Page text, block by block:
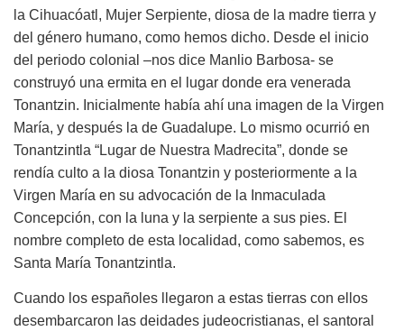
la Cihuacóatl, Mujer Serpiente, diosa de la madre tierra y
del género humano, como hemos dicho. Desde el inicio
del periodo colonial –nos dice Manlio Barbosa- se
construyó una ermita en el lugar donde era venerada
Tonantzin. Inicialmente había ahí una imagen de la Virgen
María, y después la de Guadalupe. Lo mismo ocurrió en
Tonantzintla “Lugar de Nuestra Madrecita”, donde se
rendía culto a la diosa Tonantzin y posteriormente a la
Virgen María en su advocación de la Inmaculada
Concepción, con la luna y la serpiente a sus pies. El
nombre completo de esta localidad, como sabemos, es
Santa María Tonantzintla.
Cuando los españoles llegaron a estas tierras con ellos
desembarcaron las deidades judeocristianas, el santoral